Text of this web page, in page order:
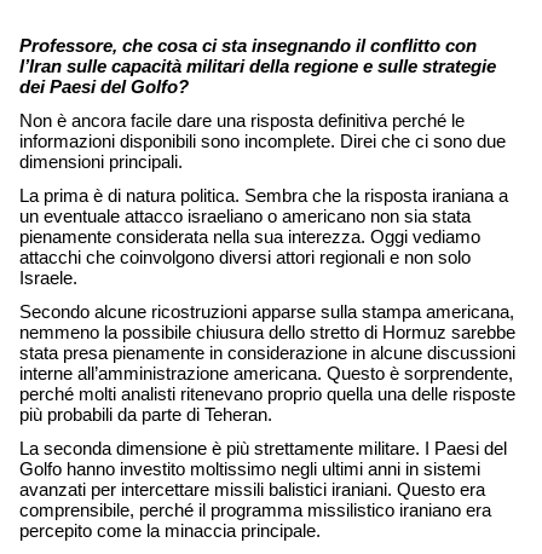
Professore, che cosa ci sta insegnando il conflitto con
l’Iran sulle capacità militari della regione e sulle strategie
dei Paesi del Golfo?
Non è ancora facile dare una risposta definitiva perché le
informazioni disponibili sono incomplete. Direi che ci sono due
dimensioni principali.
La prima è di natura politica. Sembra che la risposta iraniana a
un eventuale attacco israeliano o americano non sia stata
pienamente considerata nella sua interezza. Oggi vediamo
attacchi che coinvolgono diversi attori regionali e non solo
Israele.
Secondo alcune ricostruzioni apparse sulla stampa americana,
nemmeno la possibile chiusura dello stretto di Hormuz sarebbe
stata presa pienamente in considerazione in alcune discussioni
interne all’amministrazione americana. Questo è sorprendente,
perché molti analisti ritenevano proprio quella una delle risposte
più probabili da parte di Teheran.
La seconda dimensione è più strettamente militare. I Paesi del
Golfo hanno investito moltissimo negli ultimi anni in sistemi
avanzati per intercettare missili balistici iraniani. Questo era
comprensibile, perché il programma missilistico iraniano era
percepito come la minaccia principale.